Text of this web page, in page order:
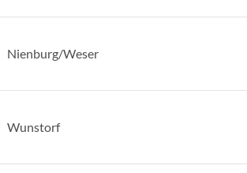
Nienburg/Weser
Wunstorf